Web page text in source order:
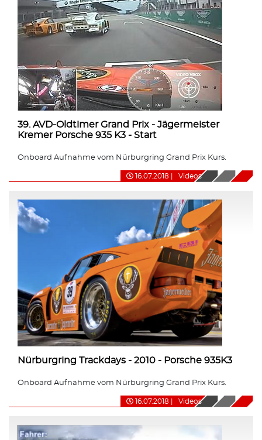
39. AVD-Oldtimer Grand Prix - Jägermeister
Kremer Porsche 935 K3 - Start
Onboard Aufnahme vom Nürburgring Grand Prix Kurs.
16.07.2018 Videos
Nürburgring Trackdays - 2010 - Porsche 935K3
Onboard Aufnahme vom Nürburgring Grand Prix Kurs.
16.07.2018 Videos